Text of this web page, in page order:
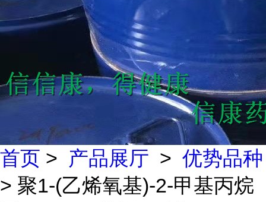
首页 > 产品展厅 > 优势品种
> 聚1-(乙烯氧基)-2-甲基丙烷